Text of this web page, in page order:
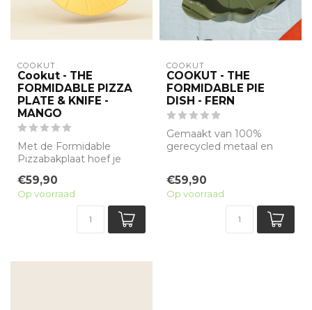
COOKUT
Cookut - THE
FORMIDABLE PIZZA
PLATE & KNIFE -
MANGO
Met de Formidable
Pizzabakplaat hoef je
te verwarmen om ...
€59,90
Op voorraad
COOKUT
COOKUT - THE
FORMIDABLE PIE
DISH - FERN
Gemaakt van 100%
gerecycled metaal en
€59,90
Op voorraad